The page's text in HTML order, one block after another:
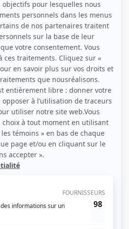
)
(Rôle inconnu)
Kid
Restaurateur
)
Lamothe)
(Le barman
)
d'Amico )